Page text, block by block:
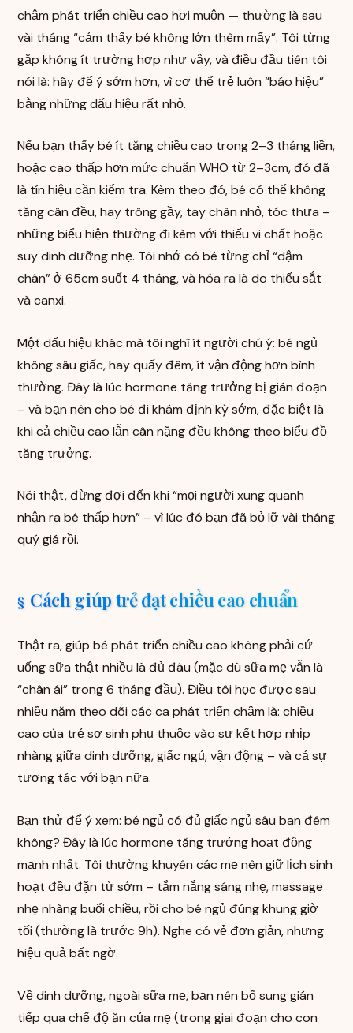
chậm phát triển chiều cao hơi muộn — thường là sau
vài tháng “cảm thấy bé không lớn thêm mấy”. Tôi từng
gặp không ít trường hợp như vậy, và điều đầu tiên tôi
nói là: hãy để ý sớm hơn, vì cơ thể trẻ luôn “báo hiệu”
bằng những dấu hiệu rất nhỏ.
Nếu bạn thấy bé ít tăng chiều cao trong 2–3 tháng liền,
hoặc cao thấp hơn mức chuẩn WHO từ 2–3cm, đó đã
là tín hiệu cần kiểm tra. Kèm theo đó, bé có thể không
tăng cân đều, hay trông gầy, tay chân nhỏ, tóc thưa –
những biểu hiện thường đi kèm với thiếu vi chất hoặc
suy dinh dưỡng nhẹ. Tôi nhớ có bé từng chỉ “dậm
chân” ở 65cm suốt 4 tháng, và hóa ra là do thiếu sắt
và canxi.
Một dấu hiệu khác mà tôi nghĩ ít người chú ý: bé ngủ
không sâu giấc, hay quấy đêm, ít vận động hơn bình
thường. Đây là lúc hormone tăng trưởng bị gián đoạn
– và bạn nên cho bé đi khám định kỳ sớm, đặc biệt là
khi cả chiều cao lẫn cân nặng đều không theo biểu đồ
tăng trưởng.
Nói thật, đừng đợi đến khi “mọi người xung quanh
nhận ra bé thấp hơn” – vì lúc đó bạn đã bỏ lỡ vài tháng
quý giá rồi.
Cách giúp trẻ đạt chiều cao chuẩn
Thật ra, giúp bé phát triển chiều cao không phải cứ
uống sữa thật nhiều là đủ đâu (mặc dù sữa mẹ vẫn là
“chân ái” trong 6 tháng đầu). Điều tôi học được sau
nhiều năm theo dõi các ca phát triển chậm là: chiều
cao của trẻ sơ sinh phụ thuộc vào sự kết hợp nhịp
nhàng giữa dinh dưỡng, giấc ngủ, vận động – và cả sự
tương tác với bạn nữa.
Bạn thử để ý xem: bé ngủ có đủ giấc ngủ sâu ban đêm
không? Đây là lúc hormone tăng trưởng hoạt động
mạnh nhất. Tôi thường khuyên các mẹ nên giữ lịch sinh
hoạt đều đặn từ sớm – tắm nắng sáng nhẹ, massage
nhẹ nhàng buổi chiều, rồi cho bé ngủ đúng khung giờ
tối (thường là trước 9h). Nghe có vẻ đơn giản, nhưng
hiệu quả bất ngờ.
Về dinh dưỡng, ngoài sữa mẹ, bạn nên bổ sung gián
tiếp qua chế độ ăn của mẹ (trong giai đoạn cho con